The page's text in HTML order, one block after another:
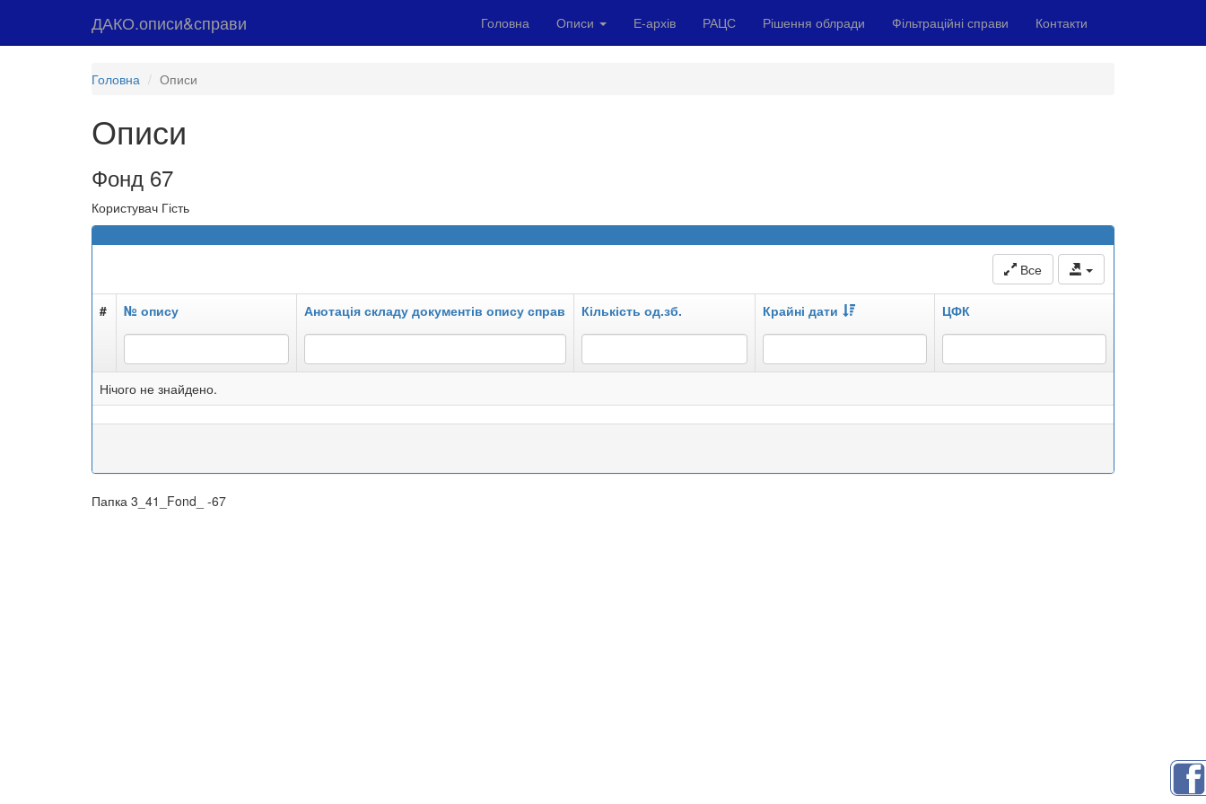
ДАКО.описи&справи Головна Описи Е-архів РАЦС Рішення облради Фільтраційні справи Контакти
Головна Описи
Описи
Фонд 67
Користувач Гість
Все
# № опису Анотація складу документів опису справ Кількість од.зб. Крайні дати ЦФК
Нічого не знайдено.
Папка 3_41_Fond_ -67